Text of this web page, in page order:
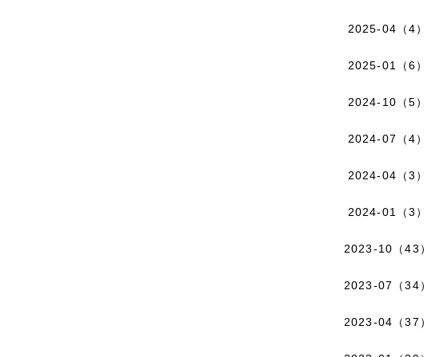
2025-04（4）
2025-01（6）
2024-10（5）
2024-07（4）
2024-04（3）
2024-01（3）
2023-10（43）
2023-07（34）
2023-04（37）